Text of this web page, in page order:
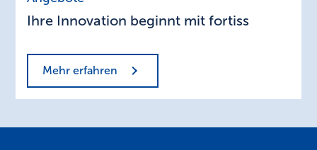
beginnt
fortiss
Ihre Innovation beginnt mit fortiss
Mehr erfahren